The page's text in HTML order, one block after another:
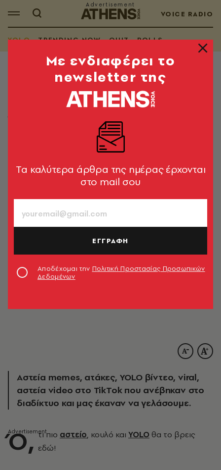
VOICE RADIO
YOLO TRENDING NOW QUIZ POLLS
Τα YOLO της Τρίτης 09.06.2026
Όσα μας έφτιαξαν τη διάθεση στο ίντερνετ
Λίνα Μανδράκου
1’ ΔΙΑΒΑΣΜΑ
Αστεία memes, ατάκες, YOLO βίντεο, viral,
αστεία video στο TikTok που ανέβηκαν στο
διαδίκτυο και μας έκαναν να γελάσουμε.
Ό, τι πιο αστείο, κουλό και YOLO θα το βρεις
εδώ!
Mε ενδιαφέρει το
newsletter της
Tα καλύτερα άρθρα της ημέρας έρχονται
στο mail σου
ΕΓΓΡΑΦΗ
Αποδέχομαι την Πολιτική Προστασίας Προσωπικών
Δεδομένων